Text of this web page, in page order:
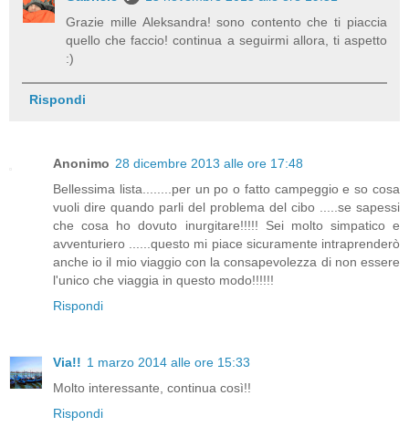
Grazie mille Aleksandra! sono contento che ti piaccia
quello che faccio! continua a seguirmi allora, ti aspetto
:)
Rispondi
Anonimo 28 dicembre 2013 alle ore 17:48
Bellessima lista........per un po o fatto campeggio e so cosa
vuoli dire quando parli del problema del cibo .....se sapessi
che cosa ho dovuto inurgitare!!!!! Sei molto simpatico e
avventuriero ......questo mi piace sicuramente intraprenderò
anche io il mio viaggio con la consapevolezza di non essere
l'unico che viaggia in questo modo!!!!!!
Rispondi
Via!! 1 marzo 2014 alle ore 15:33
Molto interessante, continua così!!
Rispondi